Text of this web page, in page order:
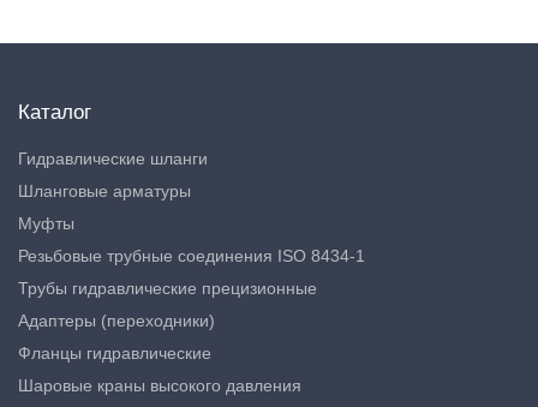
Каталог
Гидравлические шланги
Шланговые арматуры
Муфты
Резьбовые трубные соединения ISO 8434-1
Трубы гидравлические прецизионные
Адаптеры (переходники)
Фланцы гидравлические
Шаровые краны высокого давления